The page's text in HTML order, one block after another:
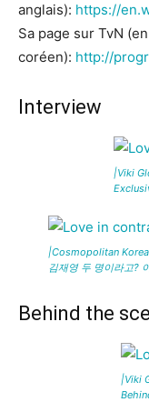
anglais): https://
Sa page sur TvN (en
coréen): http://
Interview
|Viki
|Cosmopolitan Korea
김재영 두 명이라고?
Behind the
|Viki